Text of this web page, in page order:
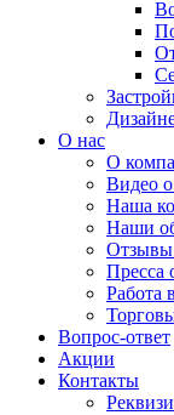
О нас
О
Видео
Наша
Наши
Отзывы
Пресса
Работа
Вопрос-ответ
Акции
Контакты